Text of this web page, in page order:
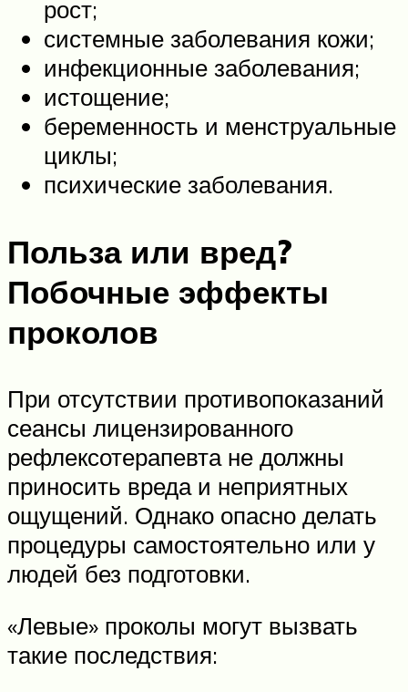
рост;
системные заболевания кожи;
инфекционные заболевания;
истощение;
беременность и менструальные
циклы;
психические заболевания.
Польза или вред?
Побочные эффекты
проколов
При отсутствии противопоказаний
сеансы лицензированного
рефлексотерапевта не должны
приносить вреда и неприятных
ощущений. Однако опасно делать
процедуры самостоятельно или у
людей без подготовки.
«Левые» проколы могут вызвать
такие последствия: